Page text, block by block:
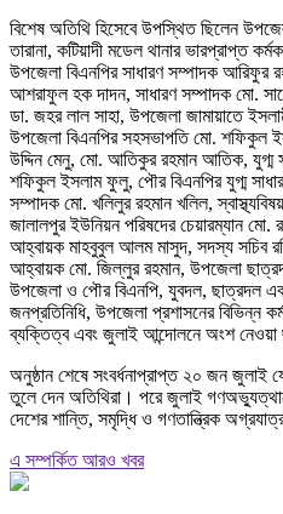
বিশেষ অতিথি হিসেবে উপস্থিত ছিলেন
তারানা, কটিয়াদী মডেল থানার ভারপ্রাপ্ত
উপজেলা বিএনপির সাধারণ সম্পাদক আরিফুর
আশরাফুল হক দাদন, সাধারণ সম্পাদক মো.
ডা. জহর লাল সাহা, উপজেলা জামায়াতে
উপজেলা বিএনপির সহসভাপতি মো. শফিকুল
উদ্দিন মেনু, মো. আতিকুর রহমান আতিক, যুগ্ম
শফিকুল ইসলাম ফুলু, পৌর বিএনপির যুগ্ম
সম্পাদক মো. খলিলুর রহমান খলিল,
জালালপুর ইউনিয়ন পরিষদের চেয়ারম্যান
আহ্বায়ক মাহবুবুল আলম মাসুদ, সদস্য সচিব
আহ্বায়ক মো. জিল্লুর রহমান, উপজেলা
উপজেলা ও পৌর বিএনপি, যুবদল, ছাত্রদল
জনপ্রতিনিধি, উপজেলা প্রশাসনের বিভিন্ন
ব্যক্তিত্ব এবং জুলাই আন্দোলনে অংশ
অনুষ্ঠান শেষে সংবর্ধনাপ্রাপ্ত ২০ জন জুলাই
তুলে দেন অতিথিরা। পরে জুলাই
দেশের শান্তি, সমৃদ্ধি ও গণতান্ত্রিক
এ সম্পর্কিত আরও খবর